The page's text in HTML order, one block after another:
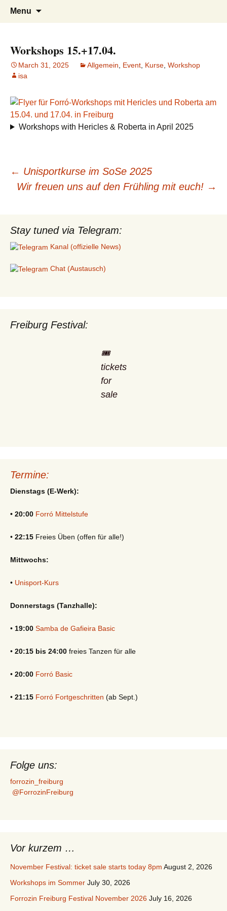
Forrózin Freiburg
Tanzen, Musik und Lebensgefühl für
Breisgau-BrasilianerInnen
Menu
Workshops 15.+17.04.
March 31, 2025 Allgemein Event Kurse Workshop
isa
Workshops with Hericles & Roberta in April 2025
Post
← Unisportkurse im SoSe 2025
Wir freuen uns auf den Frühling mit euch! →
Stay tuned via Telegram:
Kanal (offizielle News)
Chat (Austausch)
Freiburg Festival:
🎟️
tickets
for
sale
Termine:
Dienstags (E-Werk):
• 20:00 Forró Mittelstufe
• 22:15 Freies Üben (offen für alle!)
Mittwochs:
• Unisport-Kurs
Donnerstags (Tanzhalle):
• 19:00 Samba de Gafieira Basic
• 20:15 bis 24:00 freies Tanzen für alle
• 20:00 Forró Basic
• 21:15 Forró Fortgeschritten (ab Sept.)
Folge uns:
forrozin_freiburg
@ForrozinFreiburg
Vor kurzem …
November Festival: ticket sale starts today 8pm August 2, 2026
Workshops im Sommer July 30, 2026
Forrozin Freiburg Festival November 2026 July 16, 2026